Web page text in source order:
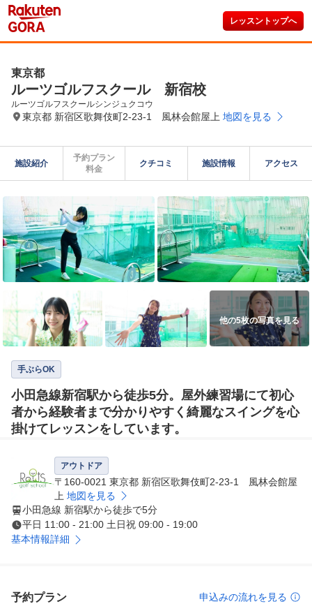
レッスントップへ
東京都
ルーツゴルフスクール 新宿校
ルーツゴルフスクールシンジュクコウ
東京都 新宿区歌舞伎町2-23-1 風林会館屋上 地図を見る
施設紹介
予約プラン
料金
クチコミ 施設情報 アクセス
他の5枚の写真を見る
手ぶらOK
小田急線新宿駅から徒歩5分。屋外練習場にて初心
者から経験者まで分かりやすく綺麗なスイングを心
掛けてレッスンをしています。
アウトドア
〒160-0021 東京都 新宿区歌舞伎町2-23-1 風林会館屋
上 地図を見る
小田急線 新宿駅から徒歩で5分
平日 11:00 - 21:00 土日祝 09:00 - 19:00
基本情報詳細
予約プラン 申込みの流れを見る